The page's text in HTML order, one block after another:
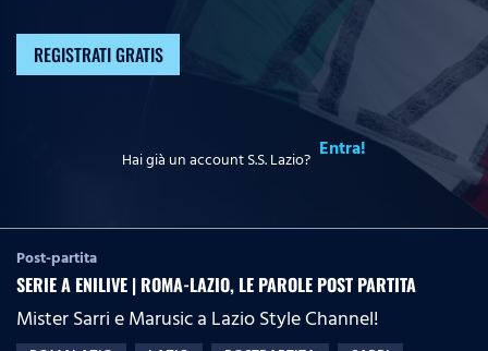
REGISTRATI GRATIS
Hai già un account S.S. Lazio? Entra!
Post-partita
SERIE A ENILIVE | ROMA-LAZIO, LE PAROLE POST PARTITA
Mister Sarri e Marusic a Lazio Style Channel!